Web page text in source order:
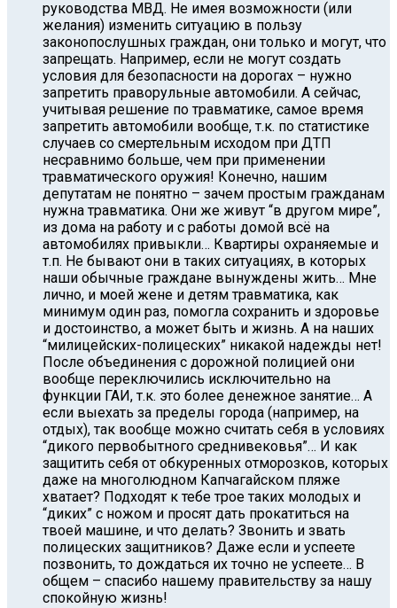
руководства МВД. Не имея возможности (или
желания) изменить ситуацию в пользу
законопослушных граждан, они только и могут, что
запрещать. Например, если не могут создать
условия для безопасности на дорогах – нужно
запретить праворульные автомобили. А сейчас,
учитывая решение по травматике, самое время
запретить автомобили вообще, т.к. по статистике
случаев со смертельным исходом при ДТП
несравнимо больше, чем при применении
травматического оружия! Конечно, нашим
депутатам не понятно – зачем простым гражданам
нужна травматика. Они же живут “в другом мире”,
из дома на работу и с работы домой всё на
автомобилях привыкли… Квартиры охраняемые и
т.п. Не бывают они в таких ситуациях, в которых
наши обычные граждане вынуждены жить… Мне
лично, и моей жене и детям травматика, как
минимум один раз, помогла сохранить и здоровье
и достоинство, а может быть и жизнь. А на наших
“милицейских-полицеских” никакой надежды нет!
После объединения с дорожной полицией они
вообще переключились исключительно на
функции ГАИ, т.к. это более денежное занятие… А
если выехать за пределы города (например, на
отдых), так вообще можно считать себя в условиях
“дикого первобытного среднивековья”… И как
защитить себя от обкуренных отморозков, которых
даже на многолюдном Капчагайском пляже
хватает? Подходят к тебе трое таких молодых и
“диких” с ножом и просят дать прокатиться на
твоей машине, и что делать? Звонить и звать
полицеских защитников? Даже если и успеете
позвонить, то дождаться их точно не успеете… В
общем – спасибо нашему правительству за нашу
спокойную жизнь!